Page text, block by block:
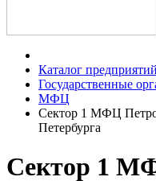
Каталог предприятий
Государственные
МФЦ
Сектор 1 МФЦ
Петербурга
Сектор 1